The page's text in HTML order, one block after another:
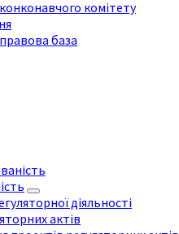
комітету
база
діяльності
актів